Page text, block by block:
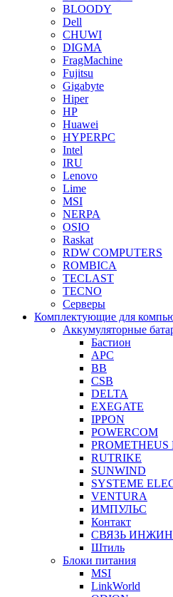
BLOODY
Dell
CHUWI
DIGMA
FragMachine
Fujitsu
Gigabyte
Hiper
HP
Huawei
HYPERPC
Intel
IRU
Lenovo
Lime
MSI
NERPA
OSIO
Raskat
RDW COMPUTERS
ROMBICA
TECLAST
TECNO
Серверы
Комплектующие для
Аккумуляторные
Бастион
APC
BB
CSB
DELTA
EXEGATE
IPPON
POWERCOM
PROMETHEUS
RUTRIKE
SUNWIND
SYSTEME
VENTURA
ИМПУЛЬС
Контакт
СВЯЗЬ
Штиль
Блоки питания
MSI
LinkWorld